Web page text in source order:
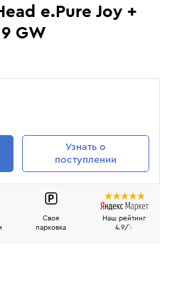
e.Pure Joy +
GW
Узнать о
поступлении
Своя
парковка
Наш рейтинг
4.9/5